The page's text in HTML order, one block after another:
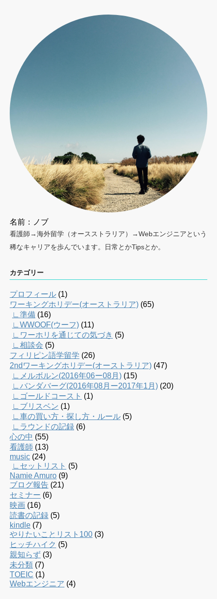
名前：ノブ
看護師→海外留学（オースストラリア）→Webエンジニアという
稀なキャリアを歩んでいます。日常とかTipsとか。
カテゴリー
プロフィール (1)
ワーキングホリデー(オーストラリア) (65)
∟準備 (16)
∟WWOOF(ウーフ) (11)
∟ワーホリを通じての気づき (5)
∟相談会 (5)
フィリピン語学留学 (26)
2ndワーキングホリデー(オーストラリア) (47)
∟メルボルン(2016年06ー08月) (15)
∟バンダバーグ(2016年08月ー2017年1月) (20)
∟ゴールドコースト (1)
∟ブリスベン (1)
∟車の買い方・探し方・ルール (5)
∟ラウンドの記録 (6)
心の中 (55)
看護師 (13)
music (24)
∟セットリスト (5)
Namie Amuro (9)
ブログ報告 (21)
セミナー (6)
映画 (16)
読書の記録 (5)
kindle (7)
やりたいことリスト100 (3)
ヒッチハイク (5)
親知らず (3)
未分類 (7)
TOEIC (1)
Webエンジニア (4)